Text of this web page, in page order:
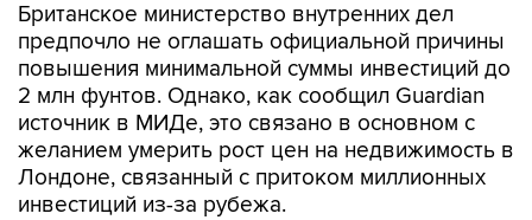
Британское министерство внутренних дел
предпочло не оглашать официальной причины
повышения минимальной суммы инвестиций до
2 млн фунтов. Однако, как сообщил Guardian
источник в МИДе, это связано в основном с
желанием умерить рост цен на недвижимость в
Лондоне, связанный с притоком миллионных
инвестиций из-за рубежа.